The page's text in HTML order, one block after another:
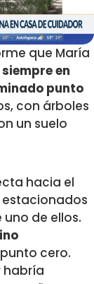
que María
siempre en
punto
con árboles
un suelo
hacia el
estacionados
de ellos.
cero.
habría